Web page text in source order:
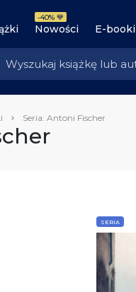
Nowości
-40% 💙
E-booki
Seria: Antoni Fischer
SERIA